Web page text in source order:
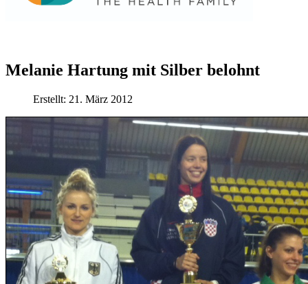
Melanie Hartung mit Silber belohnt
Erstellt: 21. März 2012